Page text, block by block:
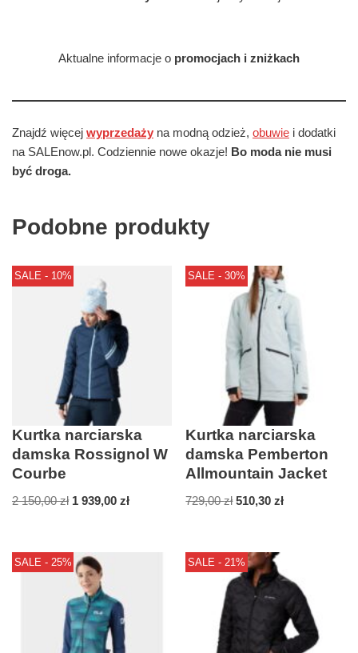
Aktualne informacje o promocjach i zniżkach
Znajdź więcej wyprzedaży na modną odzież, obuwie i dodatki
na SALEnow.pl. Codziennie nowe okazje! Bo moda nie musi
być droga.
Podobne produkty
SALE - 10%
Kurtka narciarska
damska Rossignol W
Courbe
2 150,00zł 1 939,00 zł
SALE - 30%
Kurtka narciarska
damska Pemberton
Allmountain Jacket
729,00zł 510,30zł
SALE - 25% SALE - 21%